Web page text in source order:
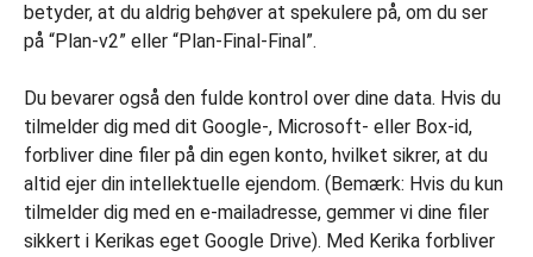
betyder, at du aldrig behøver at spekulere på, om du ser
på “Plan-v2” eller “Plan-Final-Final”.
Du bevarer også den fulde kontrol over dine data. Hvis du
tilmelder dig med dit Google-, Microsoft- eller Box-id,
forbliver dine filer på din egen konto, hvilket sikrer, at du
altid ejer din intellektuelle ejendom. (Bemærk: Hvis du kun
tilmelder dig med en e-mailadresse, gemmer vi dine filer
sikkert i Kerikas eget Google Drive). Med Kerika forbliver